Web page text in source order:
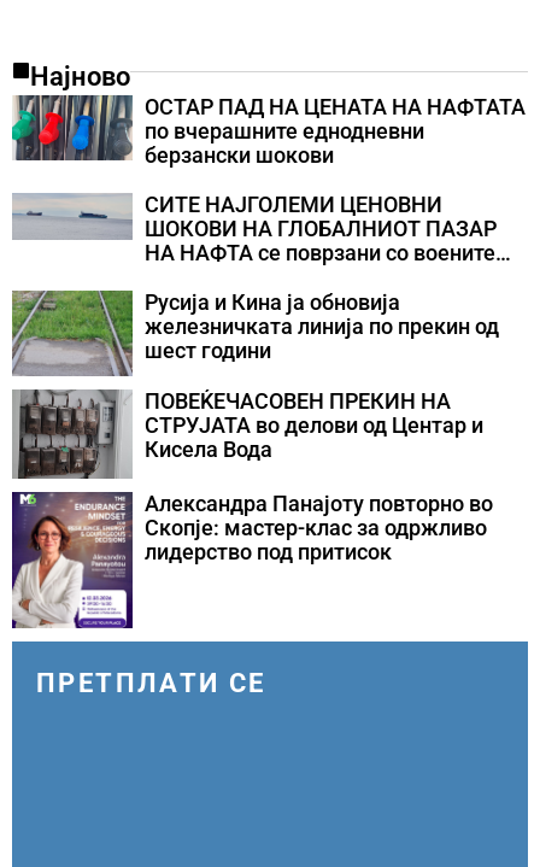
Најново
ОСТАР ПАД НА ЦЕНАТА НА НАФТАТА
по вчерашните еднодневни
берзански шокови
СИТЕ НАЈГОЛЕМИ ЦЕНОВНИ
ШОКОВИ НА ГЛОБАЛНИОТ ПАЗАР
НА НАФТА се поврзани со воените
Русија и Кина ја обновија
железничката линија по прекин од
шест години
ПОВЕЌЕЧАСОВЕН ПРЕКИН НА
СТРУЈАТА во делови од Центар и
Кисела Вода
Александра Панајоту повторно во
Скопје: мастер-клас за одржливо
лидерство под притисок
ПРЕТПЛАТИ СЕ